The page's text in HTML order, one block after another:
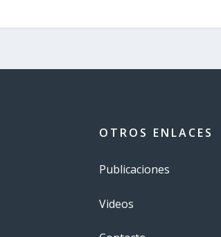
OTROS ENLACES
Publicaciones
Videos